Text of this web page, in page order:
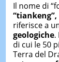
Il nome di
“tiankeng”,
riferisce a
geologiche.
di cui le 50
Terra del